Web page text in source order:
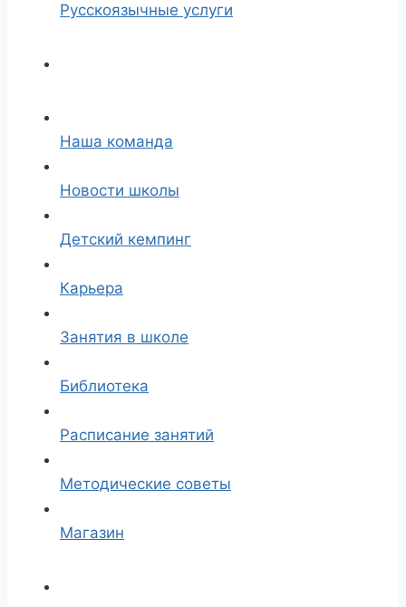
Русскоязычные услуги
Наша команда
Новости школы
Детский кемпинг
Карьера
Занятия в школе
Библиотека
Расписание занятий
Методические советы
Магазин